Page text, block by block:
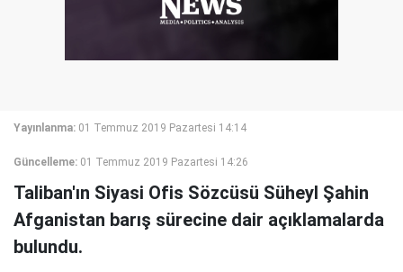
Yayınlanma: 01 Temmuz 2019 Pazartesi 14:14
Güncelleme: 01 Temmuz 2019 Pazartesi 14:26
Taliban'ın Siyasi Ofis Sözcüsü Süheyl Şahin
Afganistan barış sürecine dair açıklamalarda
bulundu.